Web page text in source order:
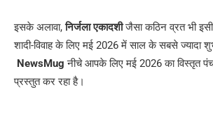
इसके अलावा,निर्जला एकादशीजैसा कठिन व्रत भी
शादी-विवाह के लिए मई 2026 में साल के सबसे ज्यादा
NewsMug नीचे आपके लिए मई 2026 का विस्तृत
प्रस्तुत कर रहा है।